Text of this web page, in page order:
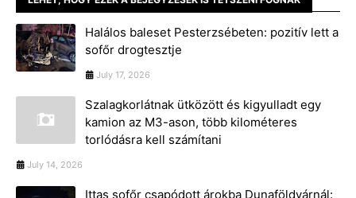
Halálos baleset Pesterzsébeten: pozitív lett a
sofőr drogtesztje
July 17, 2026
Szalagkorlátnak ütközött és kigyulladt egy
kamion az M3-ason, több kilométeres
torlódásra kell számítani
July 14, 2026
Ittas sofőr csapódott árokba Dunaföldvárnál: